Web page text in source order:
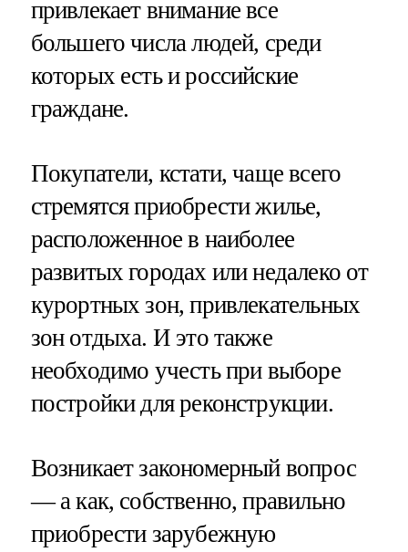
привлекает внимание все
большего числа людей, среди
которых есть и российские
граждане.
Покупатели, кстати, чаще всего
стремятся приобрести жилье,
расположенное в наиболее
развитых городах или недалеко от
курортных зон, привлекательных
зон отдыха. И это также
необходимо учесть при выборе
постройки для реконструкции.
Возникает закономерный вопрос
— а как, собственно, правильно
приобрести зарубежную